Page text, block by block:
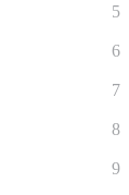
5
6
7
8
9